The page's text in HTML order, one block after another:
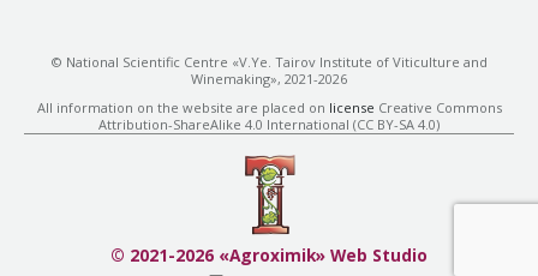
© National Scientific Centre «V.Ye. Tairov Institute of Viticulture and
Winemaking», 2021-2026
All information on the website are placed on license Creative Commons
Attribution-ShareAlike 4.0 International (CC BY-SA 4.0)
© 2021-2026 «Agroximik» Web Studio